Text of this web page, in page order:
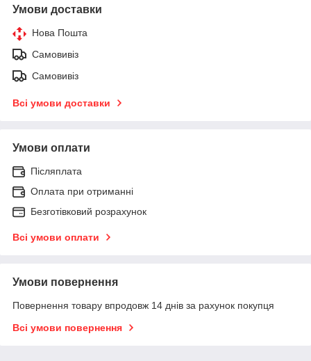
Умови доставки
Нова Пошта
Самовивіз
Самовивіз
Всі умови доставки
Умови оплати
Післяплата
Оплата при отриманні
Безготівковий розрахунок
Всі умови оплати
Умови повернення
Повернення товару впродовж 14 днів за рахунок покупця
Всі умови повернення